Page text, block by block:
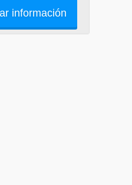
información